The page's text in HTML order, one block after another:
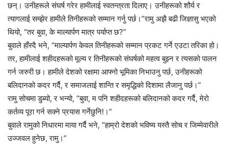
छन्। उनीहरूले संघर्ष गरेर हामीलाई स्वतन्त्रता दिलाए। उनीहरूको शौर्य र
त्यागलाई सम्झेर हामीले तिनीहरूको सम्मान गर्नु पर्छ।”रामु अझै बढी जिज्ञासु भएको
थियो, “तर बुवा, के माल्यार्पण मात्र पर्याप्त छ?”
बुवाले हाँस्दै भने, “माल्यार्पण केवल तिनीहरूको सम्मान प्रकट गर्ने एउटा तरिका हो।
तर, हामीलाई शहीदहरूको मूल्य र तिनीहरूको संघर्षको महत्व बुझ्न र त्यसको पालन
गर्न जरुरी छ। हामीले देशको रक्षामा आफ्नो भूमिका निभाउनु पर्छ, उनीहरूको
बलिदानको कदर गर्दै, र समाजलाई शान्ति र समृद्धिको दिशामा लैजानु पर्छ।”
रामु सोचमा डुब्यो, र भन्यो, “बुवा, म पनि शहीदहरूको बलिदानको कदर गर्दै, मेरो
कर्तव्य पूरा गर्न सक्ने प्रयास गर्नेछुनि!।”
बुवाले रामुको निधारमा माया गर्दै भने, “हाम्रो देशको भविष्य यस्तै सोच र जिम्मेवारीले
उज्जवल हुनेछ, रामु।”